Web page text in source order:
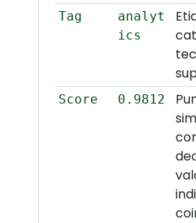
Tag
analyt
ics
Score 0.9812